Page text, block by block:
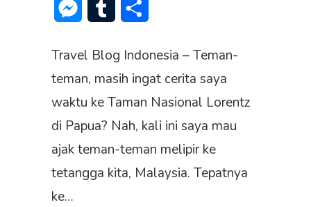
Messenger
Tumblr
Travel Blog Indonesia – Teman-
teman, masih ingat cerita saya
waktu ke Taman Nasional Lorentz
di Papua? Nah, kali ini saya mau
ajak teman-teman melipir ke
tetangga kita, Malaysia. Tepatnya
ke…